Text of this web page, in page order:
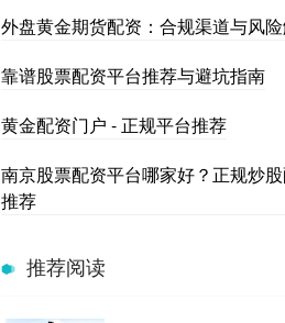
外盘黄金期货配资：合规渠道与风
靠谱股票配资平台推荐与避坑指南
黄金配资门户 - 正规平台推荐
南京股票配资平台哪家好？正规炒
推荐
推荐阅读